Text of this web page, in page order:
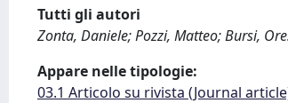
Tutti gli autori
Zonta, Daniele; Pozzi, Matteo; Bursi,
Appare nelle tipologie:
03.1 Articolo su rivista (Journal